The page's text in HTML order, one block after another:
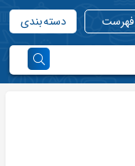
فهرست دسته بندی